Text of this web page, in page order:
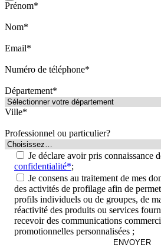
Prénom*
Nom*
Email*
Numéro de téléphone*
Département*
Ville*
Professionnel ou particulier?
Je déclare avoir pris connaissance
confidentialité*;
Je consens au traitement de mes
des activités de profilage afin de
profils individuels ou de groupes, de
réactivité des produits ou services
recevoir des communications
promotionnelles personnalisées ;